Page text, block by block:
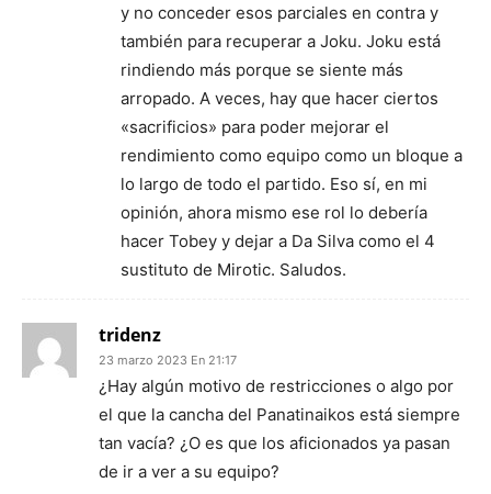
y no conceder esos parciales en contra y
también para recuperar a Joku. Joku está
rindiendo más porque se siente más
arropado. A veces, hay que hacer ciertos
«sacrificios» para poder mejorar el
rendimiento como equipo como un bloque a
lo largo de todo el partido. Eso sí, en mi
opinión, ahora mismo ese rol lo debería
hacer Tobey y dejar a Da Silva como el 4
sustituto de Mirotic. Saludos.
tridenz
23 marzo 2023 En 21:17
¿Hay algún motivo de restricciones o algo por
el que la cancha del Panatinaikos está siempre
tan vacía? ¿O es que los aficionados ya pasan
de ir a ver a su equipo?